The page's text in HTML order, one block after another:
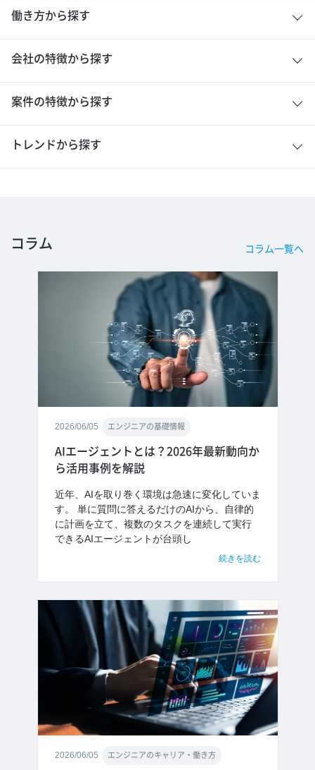
働き方から探す
会社の特徴から探す
案件の特徴から探す
トレンドから探す
コラム コラム一覧へ
2026/06/05 エンジニアの基礎情報
AIエージェントとは？2026年最新動向か
ら活用事例を解説
近年、AIを取り巻く環境は急速に変化していま
す。 単に質問に答えるだけのAIから、自律的
に計画を立て、複数のタスクを連続して実行
できるAIエージェントが台頭し
続きを読む
2026/06/05 エンジニアのキャリア・働き方